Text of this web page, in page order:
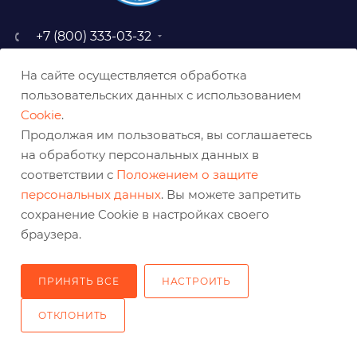
+7 (800) 333-03-32
baz@belabraziv.ru
308009, Россия, г. Белгород,
На сайте осуществляется обработка
пользовательских данных с использованием
Cookie.
Продолжая им пользоваться, вы соглашаетесь
на обработку персональных данных в
соответствии с Положением о защите
персональных данных. Вы можете запретить
сохранение Cookie в настройках своего
браузера.
ПРИНЯТЬ ВСЕ НАСТРОИТЬ
ОТКЛОНИТЬ